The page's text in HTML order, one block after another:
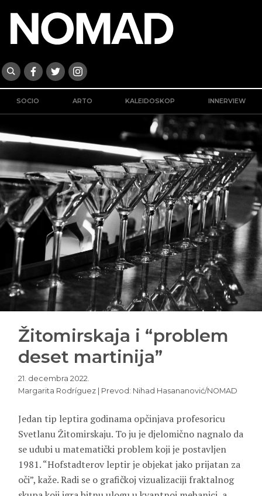
SOCIO ARTO KALEIDOSKOP INNERVIEW
Žitomirskaja i “problem
deset martinija”
21. decembra 2022.
Margarita Rodríguez | Prevod: Nihad Hasananović/NOMAD
Jedan tip leptira godinama opčinjava profesoricu
Svetlanu Žitomirskaju. To ju je djelomično nagnalo da
se udubi u matematički problem koji je postavljen
1981. “Hofstadterov leptir je objekat jako prijatan za
oči”, kaže. Radi se o grafičkoj vizualizaciji fraktalnog